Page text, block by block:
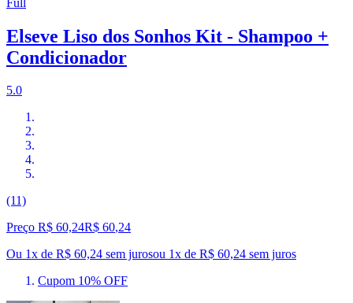
Elseve Liso dos Sonhos Kit - Shampoo +
Condicionador
5.0
(11)
Preço R$ 60,24R$ 60,24
Ou 1x de R$ 60,24 sem jurosou 1x de R$ 60,24 sem juros
Cupom 10% OFF